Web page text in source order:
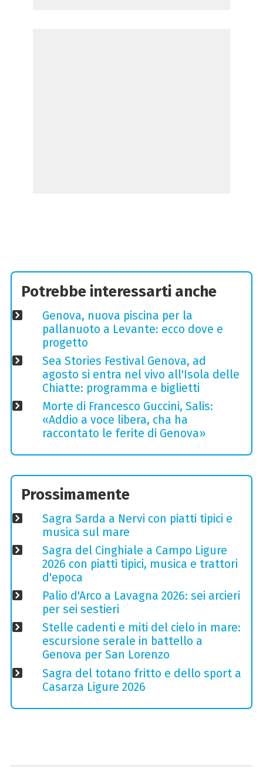
Potrebbe interessarti anche
Genova, nuova piscina per la
pallanuoto a Levante: ecco dove e
progetto
Sea Stories Festival Genova, ad
agosto si entra nel vivo all'Isola delle
Chiatte: programma e biglietti
Morte di Francesco Guccini, Salis:
«Addio a voce libera, cha ha
raccontato le ferite di Genova»
Prossimamente
Sagra Sarda a Nervi con piatti tipici e
musica sul mare
Sagra del Cinghiale a Campo Ligure
2026 con piatti tipici, musica e trattori
d'epoca
Palio d'Arco a Lavagna 2026: sei arcieri
per sei sestieri
Stelle cadenti e miti del cielo in mare:
escursione serale in battello a
Genova per San Lorenzo
Sagra del totano fritto e dello sport a
Casarza Ligure 2026